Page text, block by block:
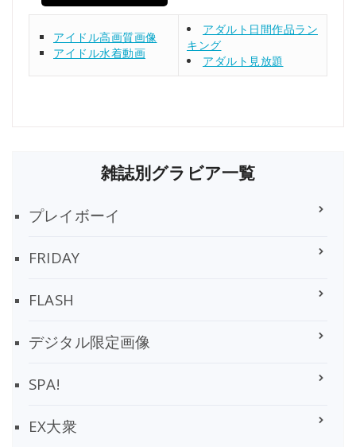
アイドル高画質画像
アイドル水着動画
アダルト日間作品ラン
キング
アダルト見放題
雑誌別グラビア一覧
プレイボーイ
FRIDAY
FLASH
デジタル限定画像
SPA!
EX大衆